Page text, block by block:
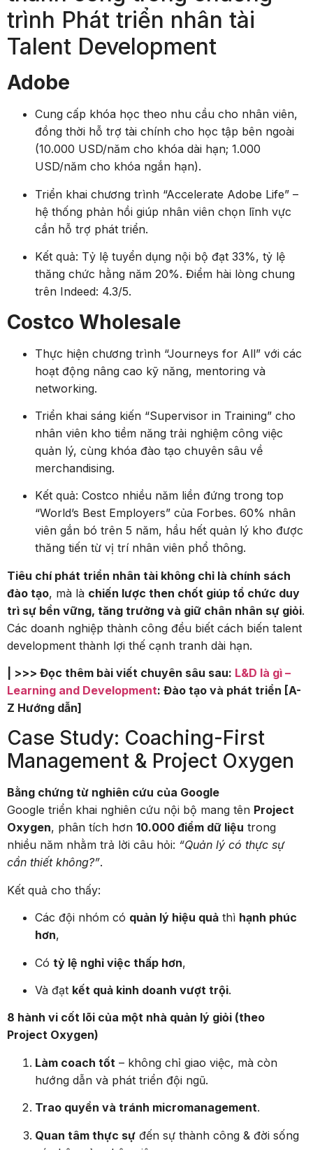
trình Phát triển nhân tài
Talent Development
Adobe
Cung cấp khóa học theo nhu cầu cho nhân viên,
đồng thời hỗ trợ tài chính cho học tập bên ngoài
(10.000 USD/năm cho khóa dài hạn; 1.000
USD/năm cho khóa ngắn hạn).
Triển khai chương trình “Accelerate Adobe Life” –
hệ thống phản hồi giúp nhân viên chọn lĩnh vực
cần hỗ trợ phát triển.
Kết quả: Tỷ lệ tuyển dụng nội bộ đạt 33%, tỷ lệ
thăng chức hằng năm 20%. Điểm hài lòng chung
trên Indeed: 4.3/5.
Costco Wholesale
Thực hiện chương trình “Journeys for All” với các
hoạt động nâng cao kỹ năng, mentoring và
networking.
Triển khai sáng kiến “Supervisor in Training” cho
nhân viên kho tiềm năng trải nghiệm công việc
quản lý, cùng khóa đào tạo chuyên sâu về
merchandising.
Kết quả: Costco nhiều năm liền đứng trong top
“World’s Best Employers” của Forbes. 60% nhân
viên gắn bó trên 5 năm, hầu hết quản lý kho được
thăng tiến từ vị trí nhân viên phổ thông.
Tiêu chí phát triển nhân tài không chỉ là chính sách
đào tạo , mà là chiến lược then chốt giúp tổ chức duy
trì sự bền vững, tăng trưởng và giữ chân nhân sự giỏi
Các doanh nghiệp thành công đều biết cách biến talent
development thành lợi thế cạnh tranh dài hạn.
| >>> Đọc thêm bài viết chuyên sâu sau: L&D là gì –
Learning and Development: Đào tạo và phát triển [A-
Z Hướng dẫn]
Case Study: Coaching-First
Management & Project Oxygen
Bằng chứng từ nghiên cứu của Google
Google triển khai nghiên cứu nội bộ mang tên Project
Oxygen , phân tích hơn 10.000 điểm dữ liệu trong
nhiều năm nhằm trả lời câu hỏi: “Quản lý có thực sự
cần thiết không?”
Kết quả cho thấy:
Các đội nhóm có quản lý hiệu quả thì hạnh phúc
hơn
Có tỷ lệ nghỉ việc thấp hơn
Và đạt kết quả kinh doanh vượt trội
8 hành vi cốt lõi của một nhà quản lý giỏi (theo
Project Oxygen)
Làm coach tốt – không chỉ giao việc, mà còn
hướng dẫn và phát triển đội ngũ.
Trao quyền và tránh micromanagement
Quan tâm thực sự đến sự thành công & đời sống